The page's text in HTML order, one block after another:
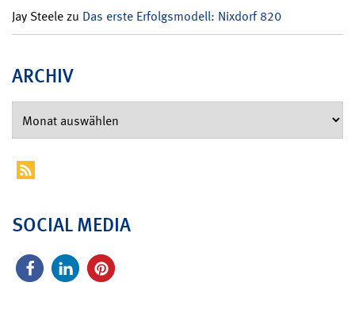
Jay Steelezu Das erste Erfolgsmodell: Nixdorf 820
ARCHIV
SOCIAL MEDIA